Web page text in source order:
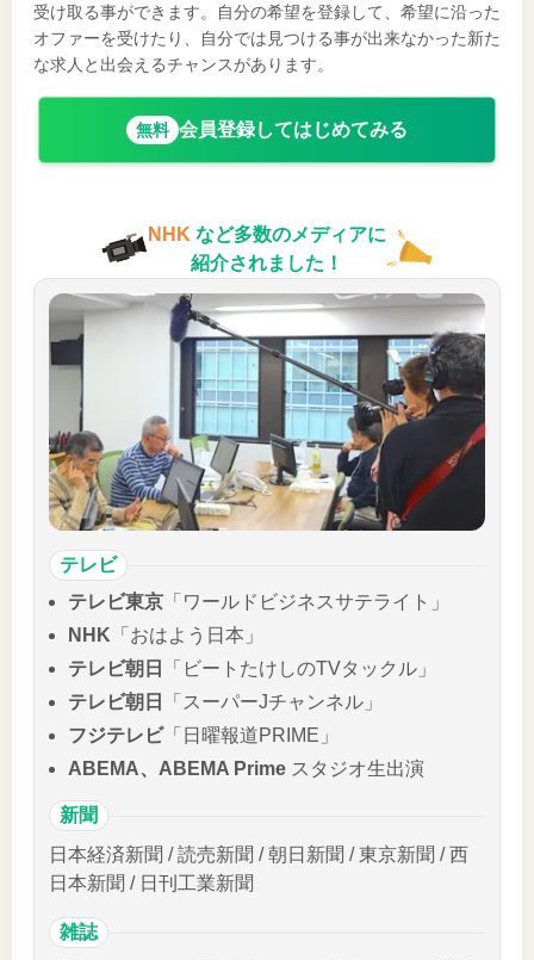
受け取る事ができます。自分の希望を登録して、希望に沿った
オファーを受けたり、自分では見つける事が出来なかった新た
な求人と出会えるチャンスがあります。
無料 会員登録してはじめてみる
NHK など多数のメディアに
紹介されました！
テレビ
テレビ東京 「ワールドビジネスサテライト」
NHK 「おはよう日本」
テレビ朝日
「ビートたけしのTVタックル」
テレビ朝日
「スーパーJチャンネル」
フジテレビ「日曜報道PRIME」
ABEMA、ABEMA Prime スタジオ生出演
新聞
日本経済新聞 / 読売新聞 / 朝日新聞 / 東京新聞 / 西
日本新聞 / 日刊工業新聞
雑誌